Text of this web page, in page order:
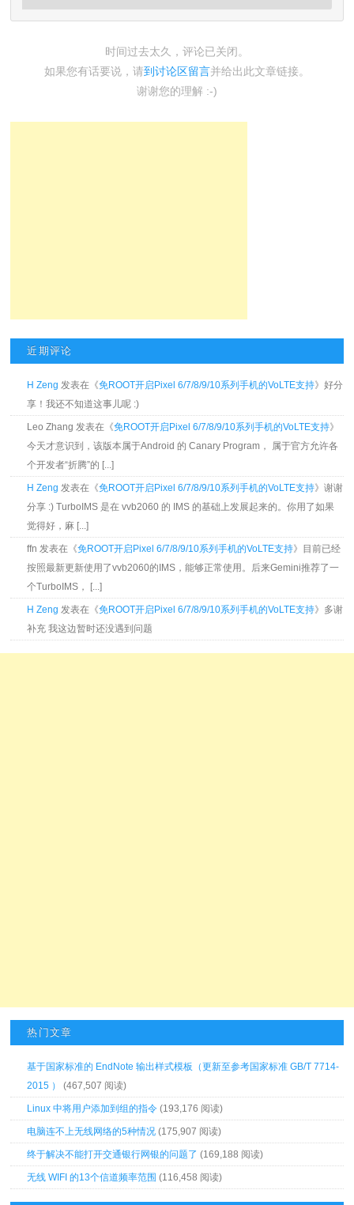
时间过去太久，评论已关闭。
如果您有话要说，请到讨论区留言并给出此文章链接。
谢谢您的理解 :-)
近期评论
H Zeng 发表在《免ROOT开启Pixel 6/7/8/9/10系列手机的VoLTE支持》好分
享！我还不知道这事儿呢 :)
Leo Zhang 发表在《免ROOT开启Pixel 6/7/8/9/10系列手机的VoLTE支持》
今天才意识到，该版本属于Android 的 Canary Program， 属于官方允许各
个开发者“折腾”的 [...]
H Zeng 发表在《免ROOT开启Pixel 6/7/8/9/10系列手机的VoLTE支持》谢谢
分享 :) TurboIMS 是在 vvb2060 的 IMS 的基础上发展起来的。你用了如果
觉得好，麻 [...]
ffn 发表在《免ROOT开启Pixel 6/7/8/9/10系列手机的VoLTE支持》目前已经
按照最新更新使用了vvb2060的IMS，能够正常使用。后来Gemini推荐了一
个TurboIMS， [...]
H Zeng 发表在《免ROOT开启Pixel 6/7/8/9/10系列手机的VoLTE支持》多谢
补充 我这边暂时还没遇到问题
热门文章
基于国家标准的 EndNote 输出样式模板（更新至参考国家标准 GB/T 7714-
2015 ）
(467,507 阅读)
Linux 中将用户添加到组的指令 (193,176 阅读)
电脑连不上无线网络的5种情况 (175,907 阅读)
终于解决不能打开交通银行网银的问题了 (169,188 阅读)
无线 WIFI 的13个信道频率范围 (116,458 阅读)